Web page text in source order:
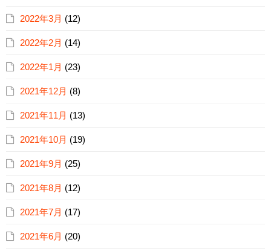
2022年3月 (12)
2022年2月 (14)
2022年1月 (23)
2021年12月 (8)
2021年11月 (13)
2021年10月 (19)
2021年9月 (25)
2021年8月 (12)
2021年7月 (17)
2021年6月 (20)